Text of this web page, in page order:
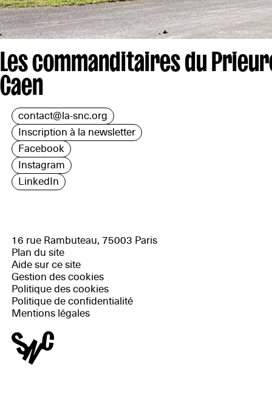
Les commanditaires du
Caen
contact@la-snc.org
Inscription à la newsletter
Facebook
Instagram
LinkedIn
16 rue Rambuteau, 75003 Paris
Plan du site
Aide sur ce site
Gestion des cookies
Politique des cookies
Politique de confidentialité
Mentions légales